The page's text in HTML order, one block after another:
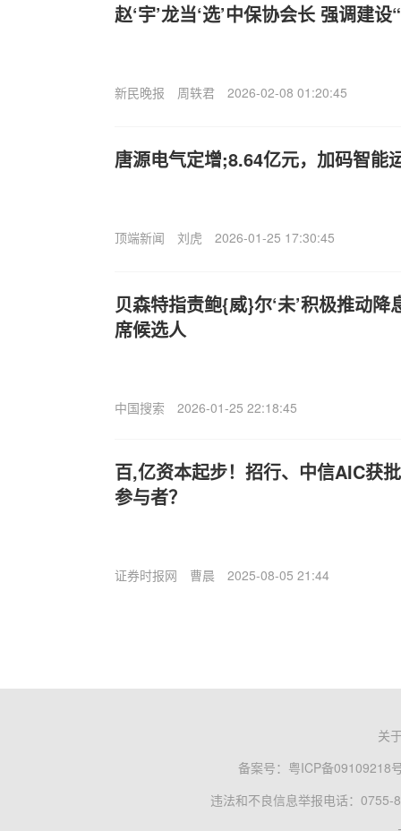
赵‘宇’龙当‘选’中保协会长 强调建
新民晚报 周轶君 2026-02-08 01:20:45
唐源电气定增;8.64亿元，加码智能
顶端新闻 刘虎 2026-01-25 17:30:45
贝森特指责鲍{威}尔‘未’积极推动
席候选人
中国搜索 2026-01-25 22:18:45
百,亿资本起步！招行、中信AIC获
参与者？
证券时报网 曹晨 2025-08-05 21:44
关
备案号： 粤ICP备09109218
违法和不良信息举报电话：0755-